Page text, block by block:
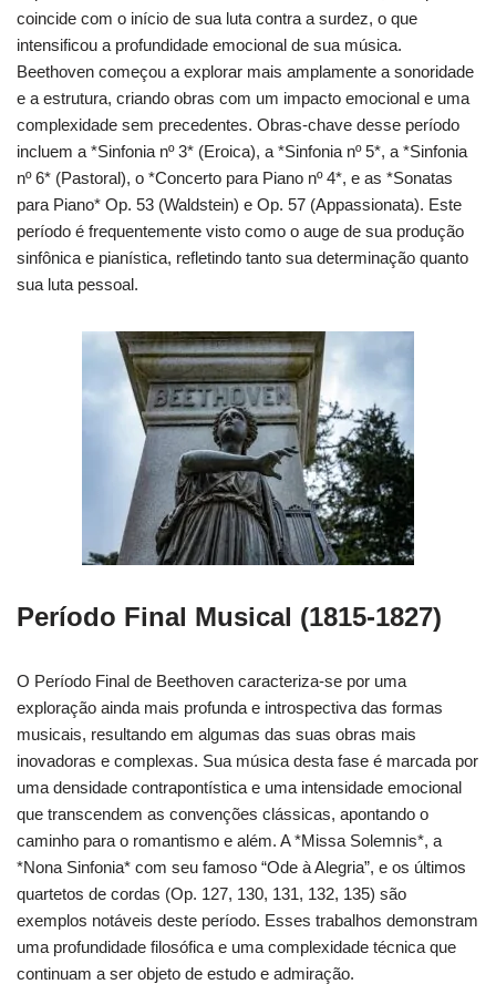
coincide com o início de sua luta contra a surdez, o que
intensificou a profundidade emocional de sua música.
Beethoven começou a explorar mais amplamente a sonoridade
e a estrutura, criando obras com um impacto emocional e uma
complexidade sem precedentes. Obras-chave desse período
incluem a *Sinfonia nº 3* (Eroica), a *Sinfonia nº 5*, a *Sinfonia
nº 6* (Pastoral), o *Concerto para Piano nº 4*, e as *Sonatas
para Piano* Op. 53 (Waldstein) e Op. 57 (Appassionata). Este
período é frequentemente visto como o auge de sua produção
sinfônica e pianística, refletindo tanto sua determinação quanto
sua luta pessoal.
Período Final Musical (1815-1827)
O Período Final de Beethoven caracteriza-se por uma
exploração ainda mais profunda e introspectiva das formas
musicais, resultando em algumas das suas obras mais
inovadoras e complexas. Sua música desta fase é marcada por
uma densidade contrapontística e uma intensidade emocional
que transcendem as convenções clássicas, apontando o
caminho para o romantismo e além. A *Missa Solemnis*, a
*Nona Sinfonia* com seu famoso “Ode à Alegria”, e os últimos
quartetos de cordas (Op. 127, 130, 131, 132, 135) são
exemplos notáveis deste período. Esses trabalhos demonstram
uma profundidade filosófica e uma complexidade técnica que
continuam a ser objeto de estudo e admiração.